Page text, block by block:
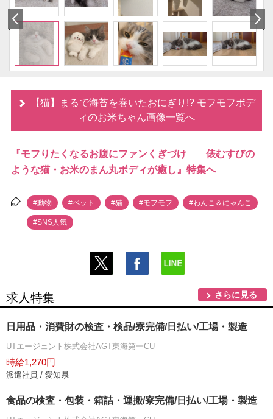
【猫】まるで海苔を巻いたおにぎり!? モフモフボデ
ィのお米ちゃん画像一覧へ
『モフりたくなるお腹にファンくぎづけ 俵むすびの
ような猫・お米のまん丸ボディが癒し』特集へ
#動物 #ペット #猫 #モフモフ #わんこ＆にゃんこ
#SNS人気
求人特集 さらに見る
日用品・消費財の検査・検品/寮完備/日払い/工場・製造
UTエージェント株式会社AGT東海第一CU
時給1,270円
派遣社員 / 愛知県
食品の検査・包装・箱詰・運搬/寮完備/日払い/工場・製造